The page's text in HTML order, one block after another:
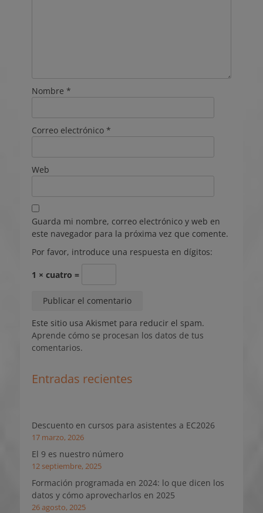
Nombre *
Correo electrónico *
Web
Guarda mi nombre, correo electrónico y web en
este navegador para la próxima vez que comente.
Por favor, introduce una respuesta en dígitos:
1 × cuatro =
Este sitio usa Akismet para reducir el spam.
Aprende cómo se procesan los datos de tus
comentarios.
Entradas recientes
Descuento en cursos para asistentes a EC2026
17 marzo, 2026
El 9 es nuestro número
12 septiembre, 2025
Formación programada en 2024: lo que dicen los
datos y cómo aprovecharlos en 2025
26 agosto, 2025